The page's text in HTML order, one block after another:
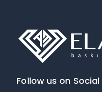
Follow us on